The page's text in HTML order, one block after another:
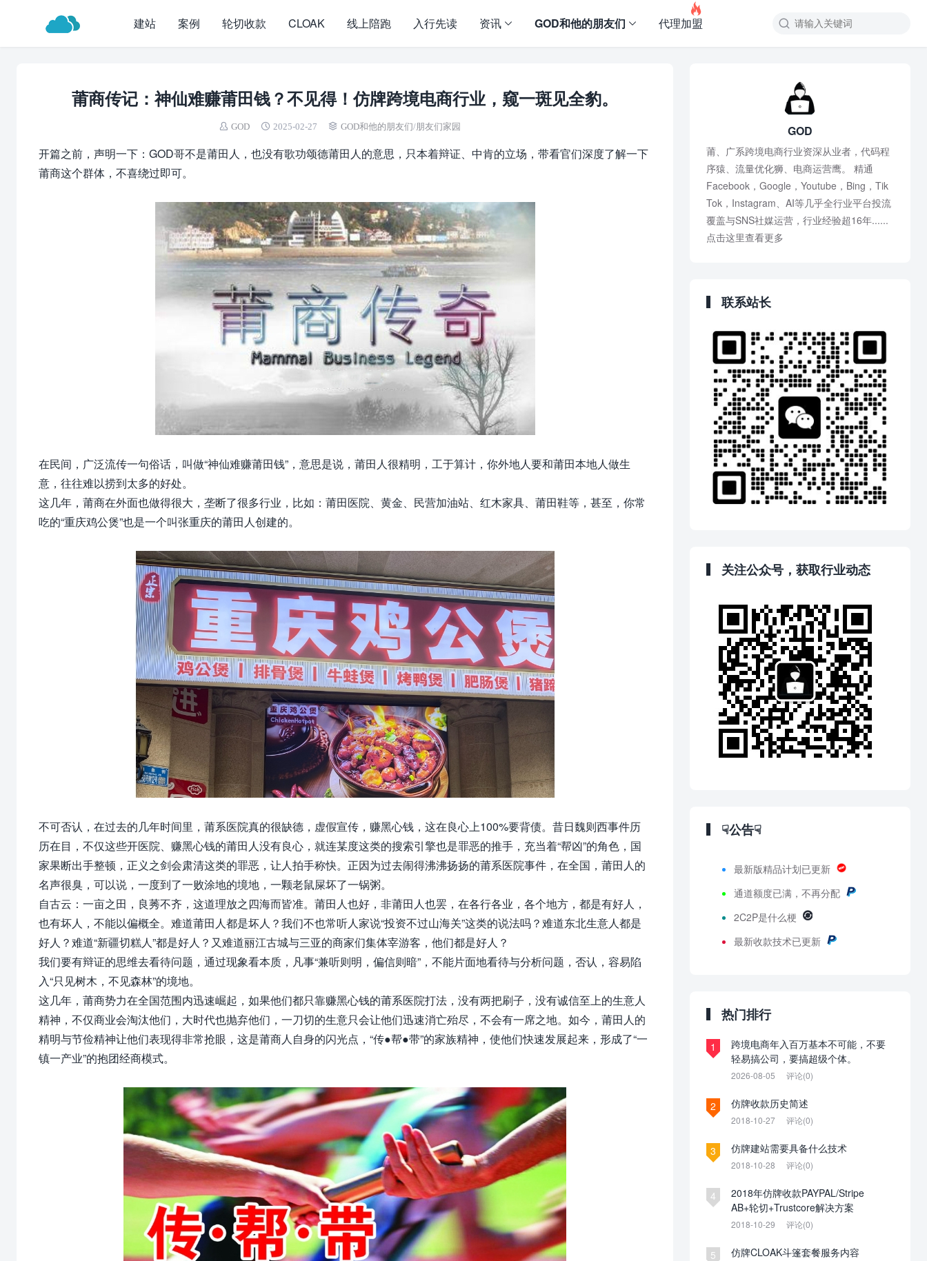
建站 案例 轮切收款 CLOAK 线上陪跑 入行先读 资讯 GOD和他的朋友们 代理加盟

莆商传记：神仙难赚莆田钱？不见得！仿牌跨境电商行业，窥一斑见全豹。
GOD 2025-02-27 GOD和他的朋友们/朋友们家园
开篇之前，声明一下：GOD哥不是莆田人，也没有歌功颂德莆田人的意思，只本着辩证、中肯的立场，带看官们深度了解一下
莆商这个群体，不喜绕过即可。
在民间，广泛流传一句俗话，叫做“神仙难赚莆田钱”，意思是说，莆田人很精明，工于算计，你外地人要和莆田本地人做生
意，往往难以捞到太多的好处。
这几年，莆商在外面也做得很大，垄断了很多行业，比如：莆田医院、黄金、民营加油站、红木家具、莆田鞋等，甚至，你常
吃的“重庆鸡公煲”也是一个叫张重庆的莆田人创建的。
不可否认，在过去的几年时间里，莆系医院真的很缺德，虚假宣传，赚黑心钱，这在良心上100%要背债。昔日魏则西事件历
历在目，不仅这些开医院、赚黑心钱的莆田人没有良心，就连某度这类的搜索引擎也是罪恶的推手，充当着“帮凶”的角色，国
家果断出手整顿，正义之剑会肃清这类的罪恶，让人拍手称快。正因为过去闹得沸沸扬扬的莆系医院事件，在全国，莆田人的
名声很臭，可以说，一度到了一败涂地的境地，一颗老鼠屎坏了一锅粥。
自古云：一亩之田，良莠不齐，这道理放之四海而皆准。莆田人也好，非莆田人也罢，在各行各业，各个地方，都是有好人，
也有坏人，不能以偏概全。难道莆田人都是坏人？我们不也常听人家说“投资不过山海关”这类的说法吗？难道东北生意人都是
好人？难道“新疆切糕人”都是好人？又难道丽江古城与三亚的商家们集体宰游客，他们都是好人？
我们要有辩证的思维去看待问题，通过现象看本质，凡事“兼听则明，偏信则暗”，不能片面地看待与分析问题，否认，容易陷
入“只见树木，不见森林”的境地。
这几年，莆商势力在全国范围内迅速崛起，如果他们都只靠赚黑心钱的莆系医院打法，没有两把刷子，没有诚信至上的生意人
精神，不仅商业会淘汰他们，大时代也抛弃他们，一刀切的生意只会让他们迅速消亡殆尽，不会有一席之地。如今，莆田人的
精明与节俭精神让他们表现得非常抢眼，这是莆商人自身的闪光点，“传●帮●带”的家族精神，使他们快速发展起来，形成了“一
镇一产业”的抱团经商模式。
GOD
莆、广系跨境电商行业资深从业者，代码程
序猿、流量优化狮、电商运营鹰。 精通
Facebook，Google，Youtube，Bing，Tik
Tok，Instagram、AI等几乎全行业平台投流
覆盖与SNS社媒运营，行业经验超16年......
点击这里查看更多
联系站长
关注公众号，获取行业动态
☟公告☟
最新版精品计划已更新
通道额度已满，不再分配
2C2P是什么梗
最新收款技术已更新
热门排行
1
跨境电商年入百万基本不可能，不要
轻易搞公司，要搞超级个体。
2026-08-05 评论(0)
2 仿牌收款历史简述
2018-10-27 评论(0)
3 仿牌建站需要具备什么技术
2018-10-28 评论(0)
4
2018年仿牌收款PAYPAL/Stripe
AB+轮切+Trustcore解决方案
2018-10-29 评论(0)
5 仿牌CLOAK斗篷套餐服务内容